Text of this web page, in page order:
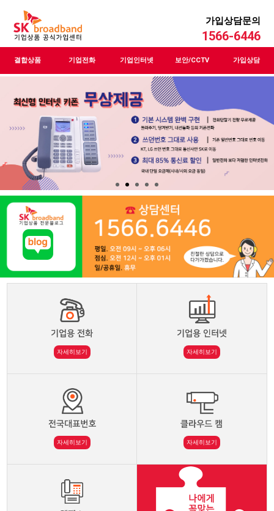
가입상담문의
1566-6446
결합상품 기업전화 기업인터넷 보안/CCTV 가입상담
자세히보기 자세히보기
자세히보기 자세히보기